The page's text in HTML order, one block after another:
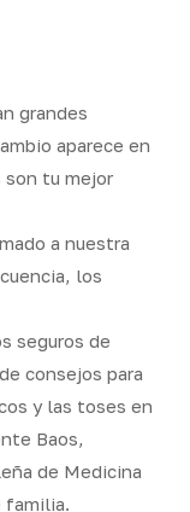
grandes
aparece en
son tu mejor
a nuestra
los
seguros de
consejos para
y las toses en
Baos,
de Medicina
familia.